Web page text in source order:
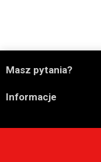
Masz pytania?
Informacje